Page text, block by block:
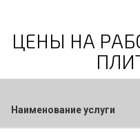
ЦЕНЫ НА
Наименование услуги